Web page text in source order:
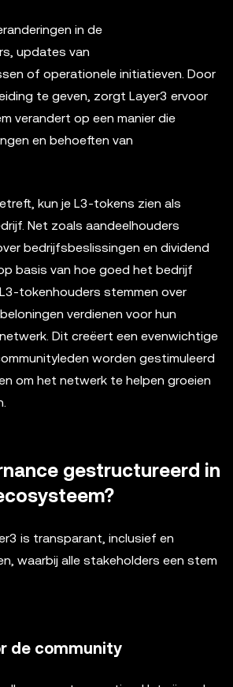
in de
updates van
of operationele initiatieven. Door
te geven, zorgt Layer3 ervoor
verandert op een manier die
en behoeften van
kun je L3-tokens zien als
Net zoals aandeelhouders
bedrijfsbeslissingen en dividend
basis van hoe goed het bedrijf
tokenhouders stemmen over
verdienen voor hun
Dit creëert een evenwichtige
worden gestimuleerd
om het netwerk te helpen groeien
gestructureerd in
is transparant, inclusief en
waarbij alle stakeholders een stem
de community